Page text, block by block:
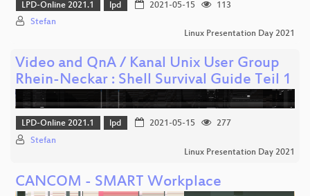
LPD-Online 2021.1 lpd 2021-05-15
113
Stefan
Linux Presentation Day 2021
Video and QnA / Kanal Unix User Group
Rhein-Neckar : Shell Survival Guide Teil 1
LPD-Online 2021.1 lpd 2021-05-15
277
Stefan
Linux Presentation Day 2021
CANCOM - SMART Workplace